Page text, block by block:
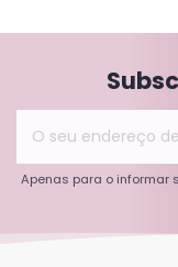
Apenas para o informar